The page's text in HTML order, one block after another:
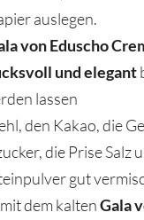
auslegen.
von Eduscho
und elegant
lassen
den Kakao, die
die Prise Salz
gut
dem kaltenGala